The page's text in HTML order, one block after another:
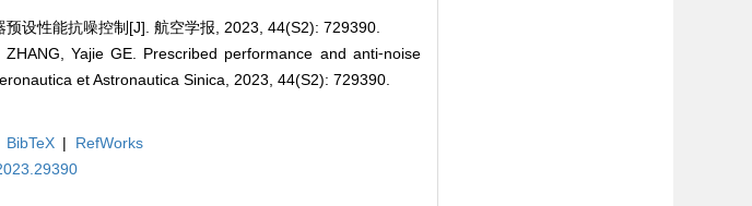
设性能抗噪控制[J]. 航空学报, 2023, 44(S2): 729390.
Yajie GE. Prescribed performance and anti⁃noise
et Astronautica Sinica, 2023, 44(S2): 729390.
BibTeX |
RefWorks